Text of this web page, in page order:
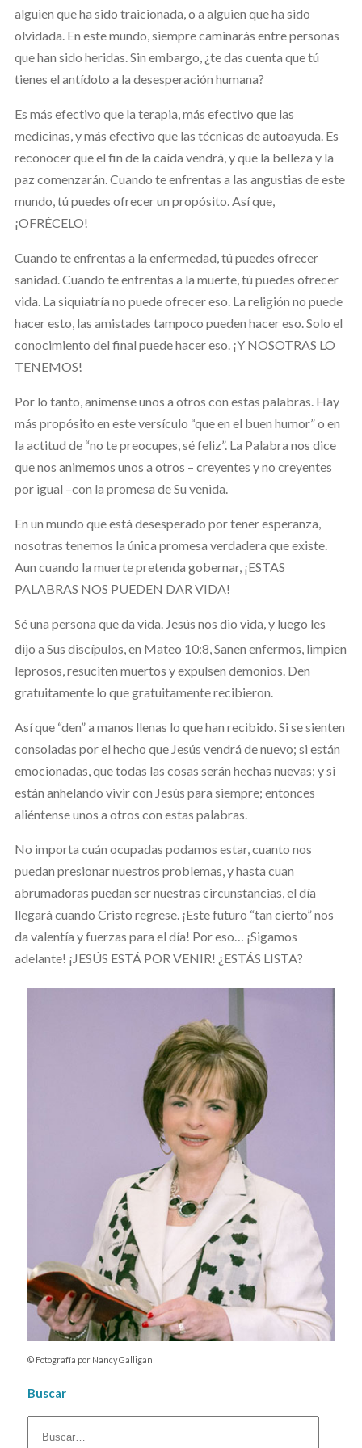
alguien que ha sido traicionada, o a alguien que ha sido
olvidada. En este mundo, siempre caminarás entre personas
que han sido heridas. Sin embargo, ¿te das cuenta que tú
tienes el antídoto a la desesperación humana?
Es más efectivo que la terapia, más efectivo que las
medicinas, y más efectivo que las técnicas de autoayuda. Es
reconocer que el fin de la caída vendrá, y que la belleza y la
paz comenzarán. Cuando te enfrentas a las angustias de este
mundo, tú puedes ofrecer un propósito. Así que,
¡OFRÉCELO!
Cuando te enfrentas a la enfermedad, tú puedes ofrecer
sanidad. Cuando te enfrentas a la muerte, tú puedes ofrecer
vida. La siquiatría no puede ofrecer eso. La religión no puede
hacer esto, las amistades tampoco pueden hacer eso. Solo el
conocimiento del final puede hacer eso. ¡Y NOSOTRAS LO
TENEMOS!
Por lo tanto, anímense unos a otros con estas palabras. Hay
más propósito en este versículo “que en el buen humor” o en
la actitud de “no te preocupes, sé feliz”. La Palabra nos dice
que nos animemos unos a otros – creyentes y no creyentes
por igual –con la promesa de Su venida.
En un mundo que está desesperado por tener esperanza,
nosotras tenemos la única promesa verdadera que existe.
Aun cuando la muerte pretenda gobernar, ¡ESTAS
PALABRAS NOS PUEDEN DAR VIDA!
Sé una persona que da vida. Jesús nos dio vida, y luego les
dijo a Sus discípulos, en Mateo 10:8,Sanen enfermos, limpien
leprosos, resuciten muertos y expulsen demonios. Den
gratuitamente lo que gratuitamente recibieron.
Así que “den” a manos llenas lo que han recibido. Si se sienten
consoladas por el hecho que Jesús vendrá de nuevo; si están
emocionadas, que todas las cosas serán hechas nuevas; y si
están anhelando vivir con Jesús para siempre; entonces
aliéntense unos a otros con estas palabras.
No importa cuán ocupadas podamos estar, cuanto nos
puedan presionar nuestros problemas, y hasta cuan
abrumadoras puedan ser nuestras circunstancias, el día
llegará cuando Cristo regrese. ¡Este futuro “tan cierto” nos
da valentía y fuerzas para el día! Por eso… ¡Sigamos
adelante! ¡JESÚS ESTÁ POR VENIR! ¿ESTÁS LISTA?
© Fotografía por Nancy Galligan
Buscar